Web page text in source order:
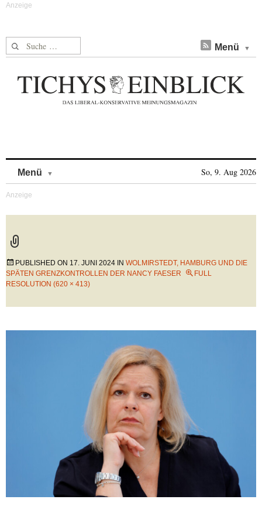
Suche nach: Menü
Menü So, 9. Aug 2026
PUBLISHED ON 17. JUNI 2024 IN WOLMIRSTEDT, HAMBURG UND DIE
SPÄTEN GRENZKONTROLLEN DER NANCY FAESER
FULL
RESOLUTION (620 × 413)